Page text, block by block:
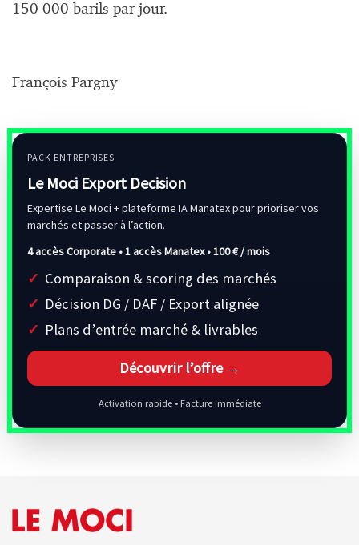
150 000 barils par jour.
François Pargny
PACK ENTREPRISES
Le Moci Export Decision
Expertise Le Moci + plateforme IA Manatex pour prioriser vos
marchés et passer à l’action.
4 accès Corporate • 1 accès Manatex •100 € / mois
Comparaison & scoring des marchés
Décision DG / DAF / Export alignée
Plans d’entrée marché & livrables
Découvrir l’offre →
Activation rapide • Facture immédiate